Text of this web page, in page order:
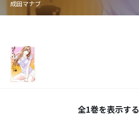
成田マナブ
全1巻を表示する